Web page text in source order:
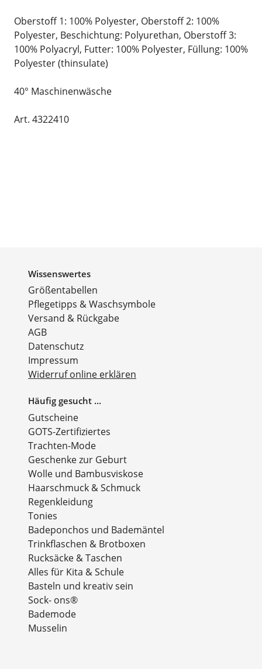
Oberstoff 1: 100% Polyester, Oberstoff 2: 100%
Polyester, Beschichtung: Polyurethan, Oberstoff 3:
100% Polyacryl, Futter: 100% Polyester, Füllung: 100%
Polyester (thinsulate)
40° Maschinenwäsche
Art. 4322410
Wissenswertes
Größentabellen
Pflegetipps & Waschsymbole
Versand & Rückgabe
AGB
Datenschutz
Impressum
Widerruf online erklären
Häufig gesucht ...
Gutscheine
GOTS-Zertifiziertes
Trachten-Mode
Geschenke zur Geburt
Wolle und Bambusviskose
Haarschmuck & Schmuck
Regenkleidung
Tonies
Badeponchos und Bademäntel
Trinkflaschen & Brotboxen
Rucksäcke & Taschen
Alles für Kita & Schule
Basteln und kreativ sein
Sock- ons®
Bademode
Musselin